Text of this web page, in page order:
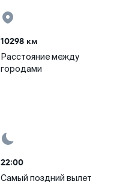
10298 км
Расстояние между
городами
22:00
Самый поздний вылет